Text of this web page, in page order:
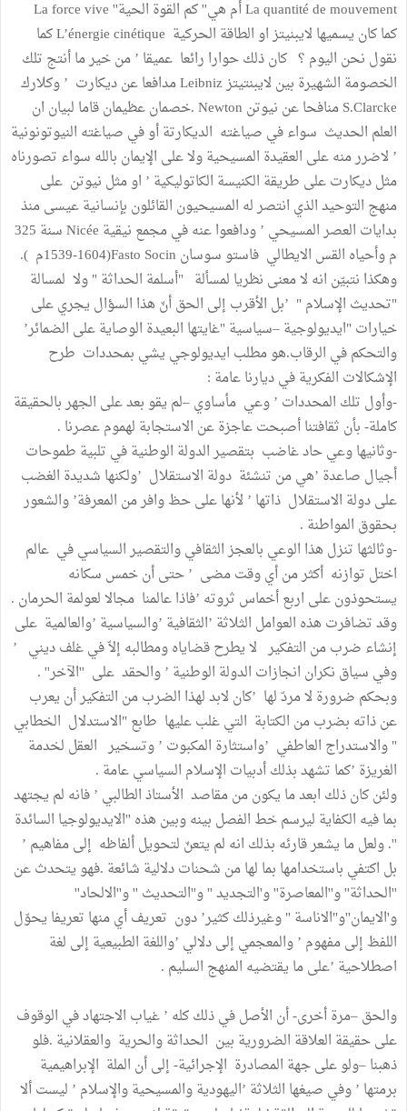
كما كان يسميها لايبنيتز او الطاقة الحركية L’énergie cinétique كما
نقول نحن اليوم ؟ كان ذلك حوارا رائعا عميقا ’ من خير ما أنتج تلك
الخصومة الشهيرة بين لايبنتيتز Leibniz مدافعا عن ديكارت ’ وكلارك
S.Clarcke منافحا عن نيوتن Newton .خصمان عظيمان قاما لبيان ان
العلم الحديث سواء في صياغته الديكارتة أو في صياغته النيوتونونية
’ لاضرر منه على العقيدة المسيحية ولا على الإيمان بالله سواء تصورناه
مثل ديكارت على طريقة الكنيسة الكاتوليكية ’ او مثل نيوتن على
منهج التوحيد الذي انتصر له المسيحيون القائلون بإنسانية عيسى منذ
بدايات العصر المسيحي ’ ودافعوا عنه في مجمع نيقية Nicée سنة 325
م وأحياه القس الايطالي فاستو سوسان Fasto Socin(1539-1604م ).
وهكذا نتبيّن انه لا معنى نظريا لمسألة "أسلمة الحداثة " ولا لمسالة
"تحديث الإسلام " ’بل الأقرب إلى الحق أنّ هذا السؤال يجري على
خيارات "ايديولوجية –سياسية "غايتها البعيدة الوصاية على الضمائر’
والتحكم في الرقاب.هو مطلب ايديولوجي يشي بمحددات طرح
الإشكالات الفكرية في ديارنا عامة :
-وأول تلك المحددات ’ وعي مأساوي –لم يقو بعد على الجهر بالحقيقة
كاملة- بأن ثقافتنا أصبحت عاجزة عن الاستجابة لهموم عصرنا .
-وثانيها وعي حاد غاضب بتقصير الدولة الوطنية في تلبية طموحات
أجيال صاعدة ’هي من تنشئة دولة الاستقلال ’ولكنها شديدة الغضب
على دولة الاستقلال ذاتها ’ لأنها على حظ وافر من المعرفة’ والشعور
بحقوق المواطنة .
-وثالثها تنزل هذا الوعي بالعجز الثقافي والتقصير السياسي في عالم
اختل توازنه أكثر من أي وقت مضى ’ حتى أن خمس سكانه
يستحوذون على اربع أخماس ثروته ’فاذا عالمنا مجالا لعولمة الحرمان .
وقد تضافرت هذه العوامل الثلاثة ’الثقافية ’والسياسية ’والعالمية على
إنشاء ضرب من التفكير لا يطرح قضاياه ومطالبه إلاّ في غلف ديني ’
وفي سياق نكران انجازات الدولة الوطنية ’ والحقد على ''الآخر'' .
وبحكم ضرورة لا مردّ لها ’كان لابد لهذا الضرب من التفكير أن يعرب
عن ذاته بضرب من الكتابة التي غلب عليها طابع "الاستدلال الخطابي
" والاستدراج العاطفي ’واستثارة المكبوت ’ وتسخير العقل لخدمة
الغريزة ’كما تشهد بذلك أدبيات الإسلام السياسي عامة .
ولئن كان ذلك ابعد ما يكون من مقاصد الأستاذ الطالبي ’ فانه لم يجتهد
بما فيه الكفاية ليرسم خط الفصل بينه وبين هذه ''الايديولوجيا السائدة
''. ولعل ما يشعر قارئه بذلك انه لم يتعنّ لتحويل ألفاظه إلى مفاهيم ’
بل اكتفي باستخدامها بما لها من شحنات دلالية شائعة .فهو يتحدث عن
''الحداثة'' و''المعاصرة'' و'التجديد '' و''التحديث '' و''الالحاد''
و'الايمان''و"الاناسة " وغيرذلك كثير’ دون تعريف أي منها تعريفا يحوّل
اللفظ إلى مفهوم ’ والمعجمي إلى دلالي ’واللغة الطبيعية إلى لغة
اصطلاحية ’على ما يقتضيه المنهج السليم .
والحق –مرة أخرى- أن الأصل في ذلك كله ’ غياب الاجتهاد في الوقوف
على حقيقة العلاقة الضرورية بين الحداثة والحرية والعقلانية .فلو
ذهبنا –ولو على جهة المصادرة الإجرائية- إلى أن الملة الإبراهيمية
برمتها ’ وفي صيغها الثلاثة ’اليهودية والمسيحية والإسلام ’ ليست ألا